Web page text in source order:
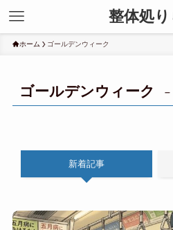
整体処
ホーム ゴールデンウィーク
ゴールデンウィーク
新着記事